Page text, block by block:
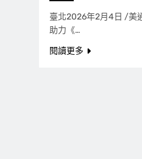
臺北2026年2月4日 /美
助力《…
閱讀更多